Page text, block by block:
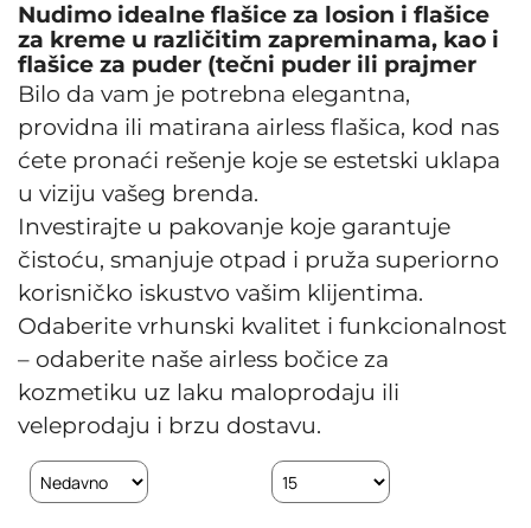
Nudimo idealne flašice za losion i flašice
za kreme u različitim zapreminama, kao i
flašice za puder (tečni puder ili prajmer
Bilo da vam je potrebna elegantna,
providna ili matirana airless flašica, kod nas
ćete pronaći rešenje koje se estetski uklapa
u viziju vašeg brenda.
Investirajte u pakovanje koje garantuje
čistoću, smanjuje otpad i pruža superiorno
korisničko iskustvo vašim klijentima.
Odaberite vrhunski kvalitet i funkcionalnost
– odaberite naše airless bočice za
kozmetiku uz laku maloprodaju ili
veleprodaju i brzu dostavu.